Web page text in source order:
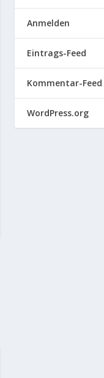
Anmelden
Eintrags-Feed
Kommentar-Feed
WordPress.org